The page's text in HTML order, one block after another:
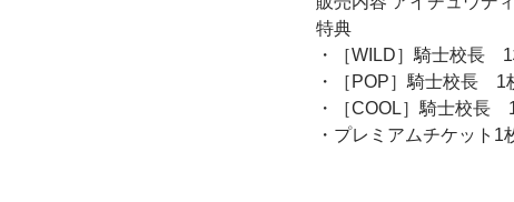
特典
・［WILD］騎士校長
・［POP］騎士校長 1
・［COOL］騎士校長
・プレミアムチケット1